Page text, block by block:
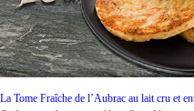
La Tome Fraîche de l’Aubrac au lait cru et